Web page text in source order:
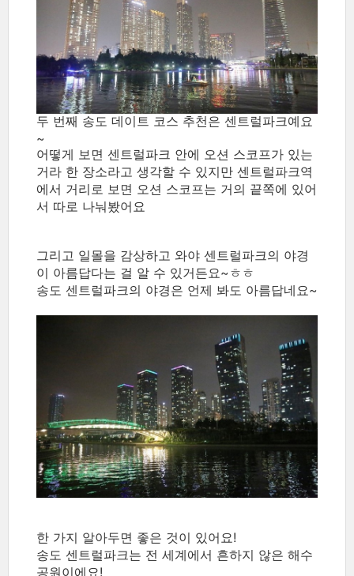
두 번째 송도 데이트 코스 추천은 센트럴파크예요
~
어떻게 보면 센트럴파크 안에 오션 스코프가 있는
거라 한 장소라고 생각할 수 있지만 센트럴파크역
에서 거리로 보면 오션 스코프는 거의 끝쪽에 있어
서 따로 나눠봤어요
그리고 일몰을 감상하고 와야 센트럴파크의 야경
이 아름답다는 걸 알 수 있거든요~ㅎㅎ
송도 센트럴파크의 야경은 언제 봐도 아름답네요~
한 가지 알아두면 좋은 것이 있어요!
송도 센트럴파크는 전 세계에서 흔하지 않은 해수
공원이에요!